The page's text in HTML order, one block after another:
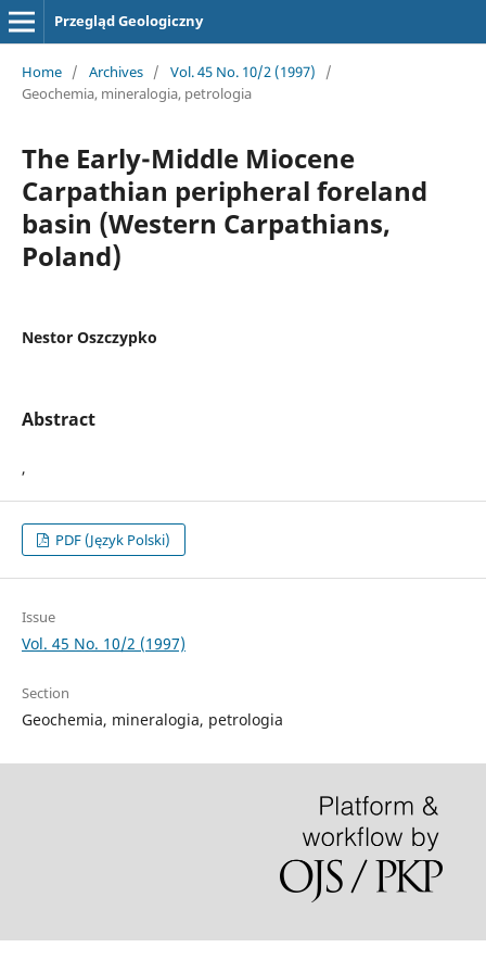
Przegląd Geologiczny
Home / Archives / Vol. 45 No. 10/2 (1997)
/
Geochemia, mineralogia, petrologia
The Early-Middle Miocene
Carpathian peripheral foreland
basin (Western Carpathians,
Poland)
Nestor Oszczypko
Abstract
,
PDF (Język Polski)
Issue
Vol. 45 No. 10/2 (1997)
Section
Geochemia, mineralogia, petrologia